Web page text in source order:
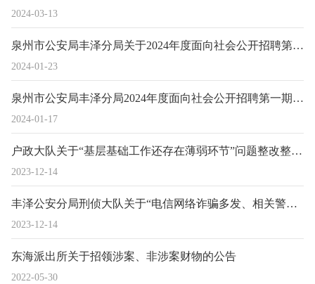
2024-03-13
2024-01-23
泉州市公安局丰泽分局关于2024年度面向社会公开招聘第一期警务辅助人员考试后续工作通知
2024-01-17
泉州市公安局丰泽分局2024年度面向社会公开招聘第一期警务辅助人员体能测试通知暨笔（面）试预通知
2023-12-14
户政大队关于“基层基础工作还存在薄弱环节”问题整改整治情况的公示
2023-12-14
丰泽公安分局刑侦大队关于“电信网络诈骗多发、相关警情数占比较高”问题整改整治情况的公示
2022-05-30
东海派出所关于招领涉案、非涉案财物的公告